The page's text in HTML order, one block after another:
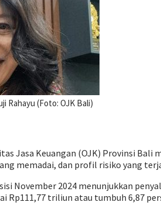
Rahayu (Foto: OJK Bali)
Jasa Keuangan (OJK) Provinsi
memadai, dan profil risiko yang
November 2024 menunjukkan
Rp111,77 triliun atau tumbuh 6,87